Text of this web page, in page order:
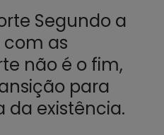
Segundo a
com as
não é o fim,
para
da existência.